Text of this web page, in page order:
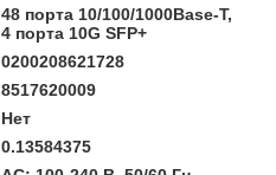
48 порта 10/100/1000Base-T,
4 порта 10G SFP+
0200208621728
8517620009
Нет
0.13584375